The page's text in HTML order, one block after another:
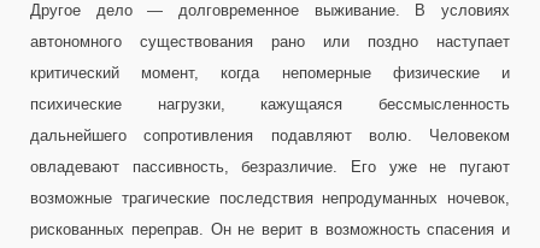
Другое дело — долговременное выживание. В условиях
автономного существования рано или поздно наступает
критический момент, когда непомерные физические и
психические нагрузки, кажущаяся бессмысленность
дальнейшего сопротивления подавляют волю. Человеком
овладевают пассивность, безразличие. Его уже не пугают
возможные трагические последствия непродуманных ночевок,
рискованных переправ. Он не верит в возможность спасения и